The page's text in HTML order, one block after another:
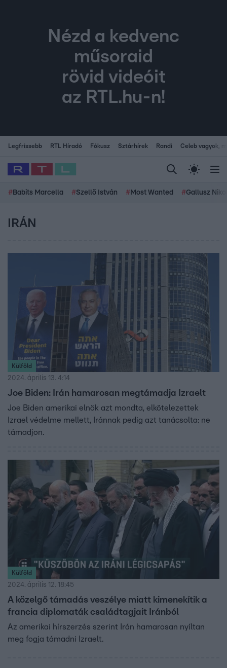
Nézd a kedvenc
műsoraid
rövid videóit
az RTL.hu-n!
Legfrissebb RTL Híradó Fókusz Sztárhírek Randi Celeb vagyok,
# Babits Marcella #Szellő István # Most Wanted #Gallusz
IRÁN
Külföld
2024. április 13. 4:14
Joe Biden: Irán hamarosan megtámadja Izraelt
Joe Biden amerikai elnök azt mondta, elkötelezettek
Izrael védelme mellett, Iránnak pedig azt tanácsolta: ne
támadjon.
Külföld
2024. április 12. 18:45
A közelgő támadás veszélye miatt kimenekítik a
francia diplomaták családtagjait Iránból
Az amerikai hírszerzés szerint Irán hamarosan nyíltan
meg fogja támadni Izraelt.